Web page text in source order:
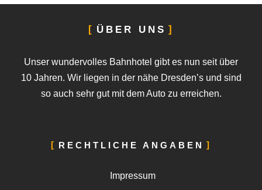
ÜBER UNS
Unser wundervolles Bahnhotel gibt es nun seit über
10 Jahren. Wir liegen in der nähe Dresden’s und sind
so auch sehr gut mit dem Auto zu erreichen.
RECHTLICHE ANGABEN
Impressum